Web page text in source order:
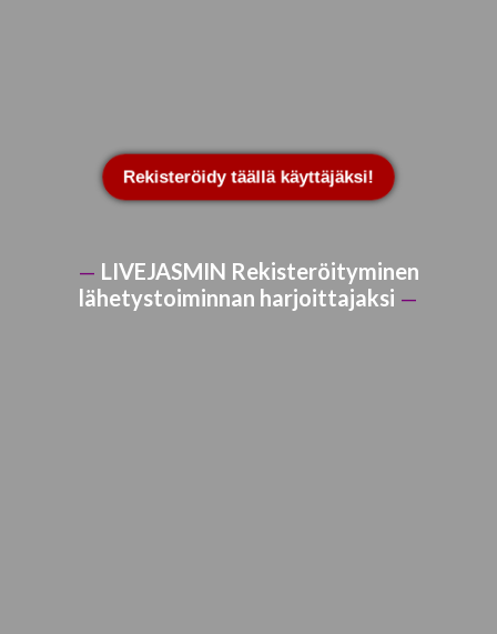
Rekisteröidy täällä käyttäjäksi!
— LIVEJASMIN Rekisteröityminen
lähetystoiminnan harjoittajaksi —